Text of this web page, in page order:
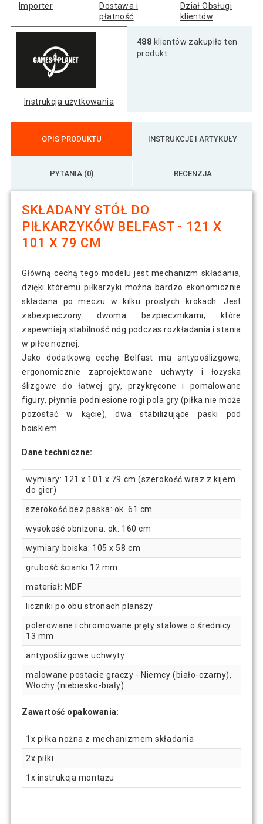
Importer
Dostawa i
płatność
Dział Obsługi
klientów
Instrukcja użytkowania
488 klientów zakupiło ten
produkt
OPIS PRODUKTU INSTRUKCJE I ARTYKUŁY
PYTANIA (0) RECENZJA
SKŁADANY STÓŁ DO
PIŁKARZYKÓW BELFAST - 121 X
101 X 79 CM
Główną cechą tego modelu jest mechanizm składania,
dzięki któremu piłkarzyki można bardzo ekonomicznie
składana po meczu w kilku prostych krokach. Jest
zabezpieczony dwoma bezpiecznikami, które
zapewniają stabilność nóg podczas rozkładania i stania
w piłce nożnej.
Jako dodatkową cechę Belfast ma antypoślizgowe,
ergonomicznie zaprojektowane uchwyty i łożyska
ślizgowe do łatwej gry, przykręcone i pomalowane
figury, płynnie podniesione rogi pola gry (piłka nie może
pozostać w kącie), dwa stabilizujące paski pod
boiskiem .
Dane techniczne:
wymiary: 121 x 101 x 79 cm (szerokość wraz z kijem
do gier)
szerokość bez paska: ok. 61 cm
wysokość obniżona: ok. 160 cm
wymiary boiska: 105 x 58 cm
grubość ścianki 12 mm
materiał: MDF
liczniki po obu stronach planszy
polerowane i chromowane pręty stalowe o średnicy
13 mm
antypoślizgowe uchwyty
malowane postacie graczy - Niemcy (biało-czarny),
Włochy (niebiesko-biały)
Zawartość opakowania:
1x piłka nożna z mechanizmem składania
2x piłki
1x instrukcja montażu